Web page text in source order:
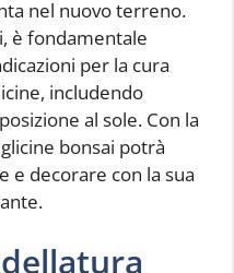
nel nuovo terreno.
è fondamentale
per la cura
includendo
al sole. Con la
bonsai potrà
e decorare con la sua